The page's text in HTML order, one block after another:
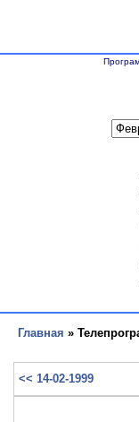
Главная »
<< 14-02-1999